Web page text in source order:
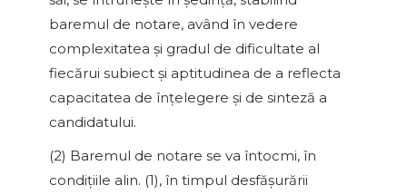
baremul de notare, având în vedere
complexitatea şi gradul de dificultate al
fiecărui subiect şi aptitudinea de a reflecta
capacitatea de înţelegere şi de sinteză a
candidatului.
(2) Baremul de notare se va întocmi, în
condiţiile alin. (1), în timpul desfăşurării